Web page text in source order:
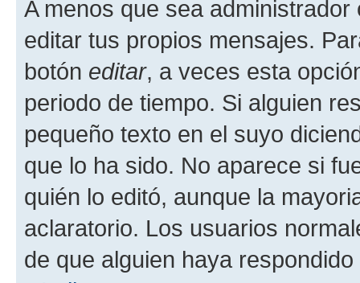
A menos que sea
editar tus propios mensajes.
botón editar, a veces esta
periodo de tiempo. Si alguien
pequeño texto en el suyo
que lo ha sido. No aparece si
quién lo editó, aunque la
aclaratorio. Los usuarios
de que alguien haya